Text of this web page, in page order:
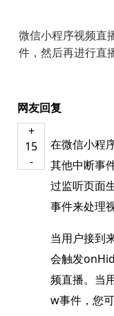
微信小程序视频直
件，然后再进行直
网友回复
+
15
-
在微信小程
其他中断事
过监听页面
事件来处理
当用户接到
会触发
频直播。当
w事件，您